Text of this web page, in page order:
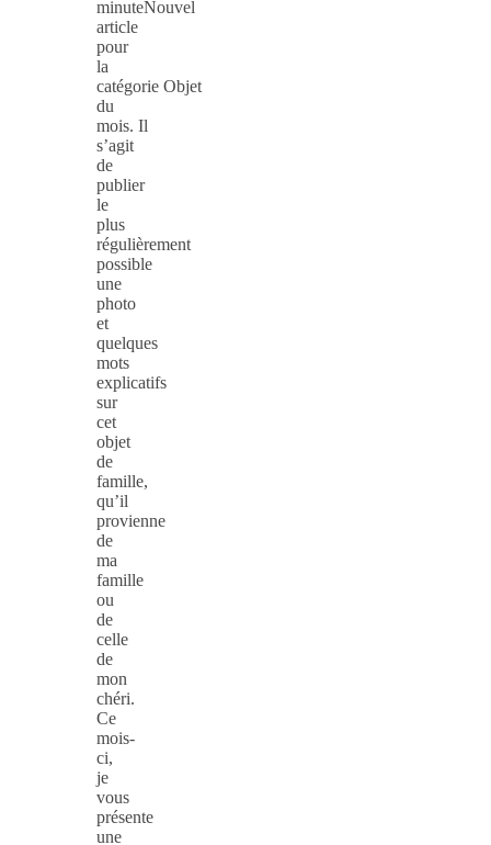
minuteNouvel
article
pour
la
catégorie Objet
du
mois. Il
s’agit
de
publier
le
plus
régulièrement
possible
une
photo
et
quelques
mots
explicatifs
sur
cet
objet
de
famille,
qu’il
provienne
de
ma
famille
ou
de
celle
de
mon
chéri.
Ce
mois-
ci,
je
vous
présente
une